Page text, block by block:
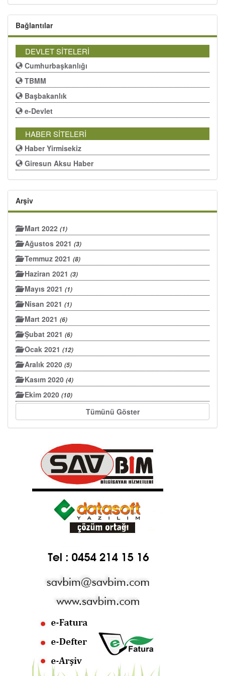
Bağlantılar
DEVLET SİTELERİ
Cumhurbaşkanlığı
TBMM
Başbakanlık
e-Devlet
HABER SİTELERİ
Haber Yirmisekiz
Giresun Aksu Haber
Arşiv
Mart 2022 (1)
Ağustos 2021 (3)
Temmuz 2021 (8)
Haziran 2021 (3)
Mayıs 2021 (1)
Nisan 2021 (1)
Mart 2021 (6)
Şubat 2021 (6)
Ocak 2021 (12)
Aralık 2020 (5)
Kasım 2020 (4)
Ekim 2020 (10)
Tümünü Göster